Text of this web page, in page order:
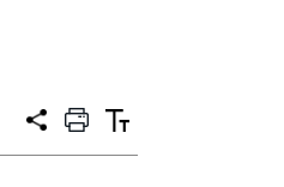
공
프
트
텍
트